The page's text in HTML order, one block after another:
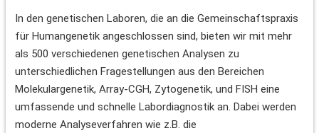
In den genetischen Laboren, die an die Gemeinschaftspraxis
für Humangenetik angeschlossen sind, bieten wir mit mehr
als 500 verschiedenen genetischen Analysen zu
unterschiedlichen Fragestellungen aus den Bereichen
Molekulargenetik, Array-CGH, Zytogenetik, und FISH eine
umfassende und schnelle Labordiagnostik an. Dabei werden
moderne Analyseverfahren wie z.B. die